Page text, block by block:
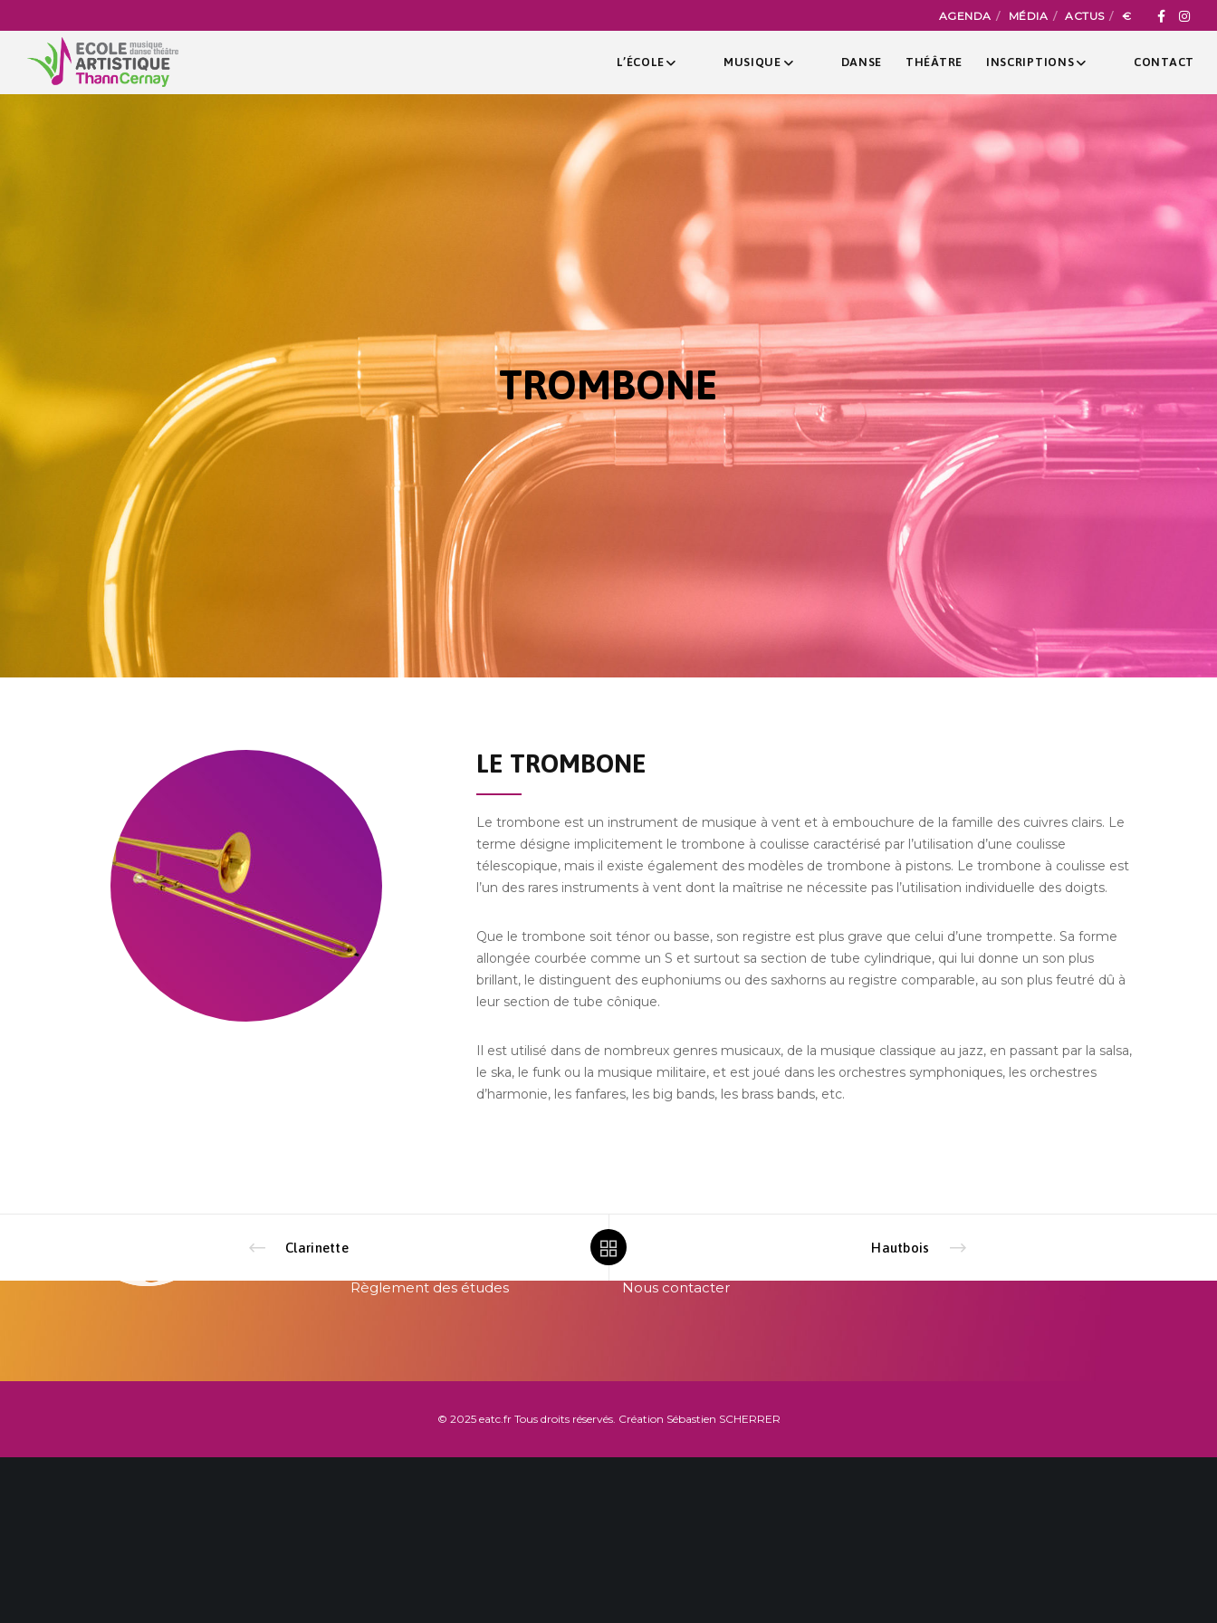
AGENDA MÉDIA ACTUS €
L’ÉCOLE MUSIQUE DANSE THÉÂTRE INSCRIPTIONS CONTACT
TROMBONE
LE TROMBONE
Le trombone est un instrument de musique à vent et à embouchure de la famille des cuivres clairs. Le
terme désigne implicitement le trombone à coulisse caractérisé par l’utilisation d’une coulisse
télescopique, mais il existe également des modèles de trombone à pistons. Le trombone à coulisse est
l’un des rares instruments à vent dont la maîtrise ne nécessite pas l’utilisation individuelle des doigts.
Que le trombone soit ténor ou basse, son registre est plus grave que celui d’une trompette. Sa forme
allongée courbée comme un S et surtout sa section de tube cylindrique, qui lui donne un son plus
brillant, le distinguent des euphoniums ou des saxhorns au registre comparable, au son plus feutré dû à
leur section de tube cônique.
Il est utilisé dans de nombreux genres musicaux, de la musique classique au jazz, en passant par la salsa,
le ska, le funk ou la musique militaire, et est joué dans les orchestres symphoniques, les orchestres
d’harmonie, les fanfares, les big bands, les brass bands, etc.
Clarinette Hautbois
Règlement des études
68800 Thann
Nous contacter
© 2025 eatc.frTous droits réservés. Création Sébastien SCHERRER